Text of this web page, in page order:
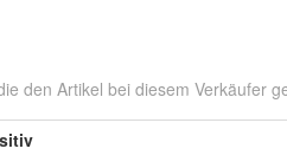
den Artikel bei diesem Verkäufer